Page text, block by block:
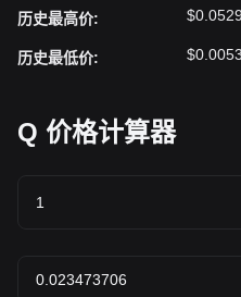
历史最高价:
历史最低价:
Q 价格计算器